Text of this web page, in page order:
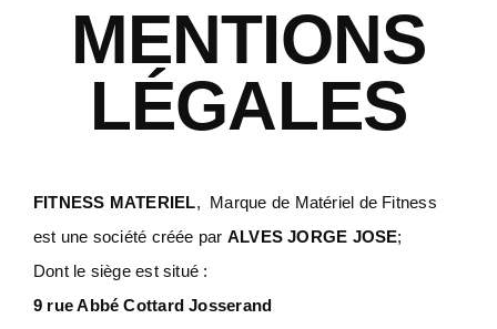
Musculation
Cardio
MENTIONS
LÉGALES
FITNESS MATERIEL, Marque de Matériel de Fitness
est une société créée par ALVES JORGE JOSE;
Dont le siège est situé :
9 rue Abbé Cottard Josserand